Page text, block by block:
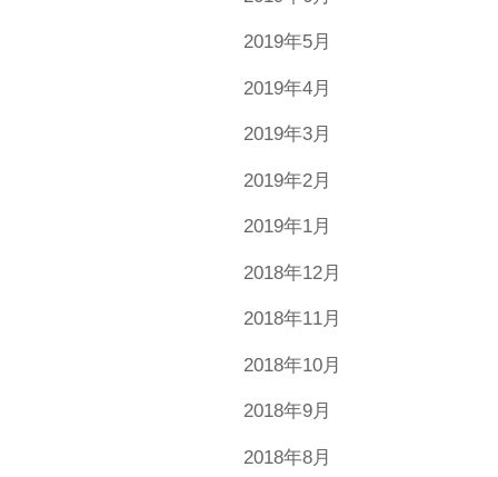
2019年5月
2019年4月
2019年3月
2019年2月
2019年1月
2018年12月
2018年11月
2018年10月
2018年9月
2018年8月